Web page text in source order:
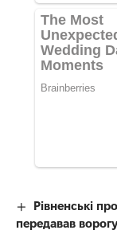
Рівненські
передавав